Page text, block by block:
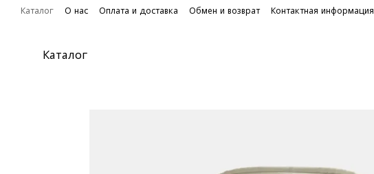
Перейти к основному контенту
Каталог О нас Оплата и доставка Обмен и возврат Контактная информация
Каталог